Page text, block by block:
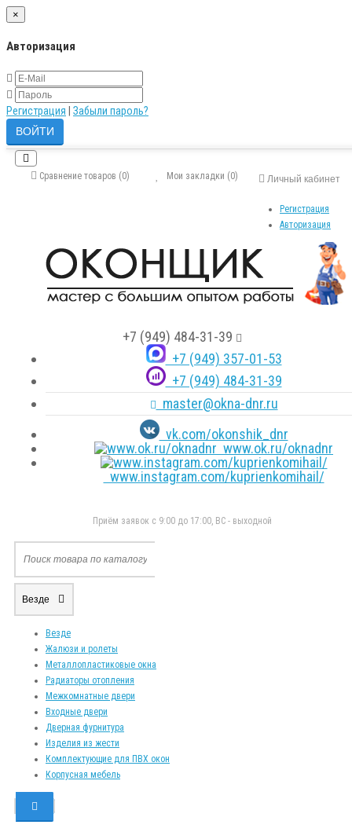
×
Авторизация
Регистрация Забыли пароль?
Личный кабинет
Регистрация
Авторизация
Мои закладки (0)
Сравнение товаров (0)
+7 (949) 484-31-39
+7 (949) 357-01-53
+7 (949) 484-31-39
master@okna-dnr.ru
vk.com/okonshik_dnr
www.ok.ru/oknadnr
www.instagram.com/kuprienkomihail/
Приём заявок с 9:00 до 17:00, ВС - выходной
Везде
Везде
Жалюзи и ролеты
Металлопластиковые окна
Радиаторы отопления
Межкомнатные двери
Входные двери
Дверная фурнитура
Изделия из жести
Комплектующие для ПВХ окон
Корпусная мебель